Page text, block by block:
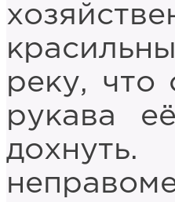
реку, что
рукава